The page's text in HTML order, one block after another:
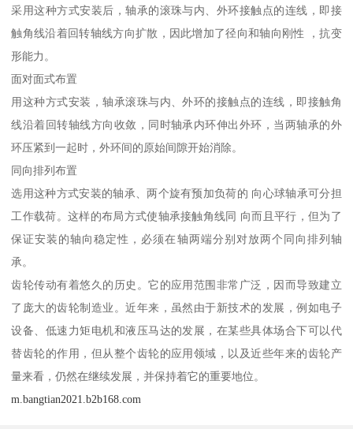
采用这种方式安装后，轴承的滚珠与内、外环接触点的连线，即接
触角线沿着回转轴线方向扩散，因此增加了径向和轴向刚性 ，抗变
形能力。
面对面式布置
用这种方式安装，轴承滚珠与内、外环的接触点的连线，即接触角
线沿着回转轴线方向收敛，同时轴承内环伸出外环，当两轴承的外
环压紧到一起时，外环间的原始间隙开始消除。
同向排列布置
选用这种方式安装的轴承、两个旋有预加负荷的 向心球轴承可分担
工作载荷。这样的布局方式使轴承接触角线同 向而且平行，但为了
保证安装的轴向稳定性，必须在轴两端分别对放两个同向排列轴
承。
齿轮传动有着悠久的历史。它的应用范围非常广泛，因而导致建立
了庞大的齿轮制造业。近年来，虽然由于新技术的发展，例如电子
设备、低速力矩电机和液压马达的发展，在某些具体场合下可以代
替齿轮的作用，但从整个齿轮的应用领域，以及近些年来的齿轮产
量来看，仍然在继续发展，并保持着它的重要地位。
m.bangtian2021.b2b168.com